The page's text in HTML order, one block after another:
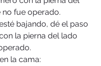
no fue operado.
bajando, dé el paso
la pierna del lado
la cama: